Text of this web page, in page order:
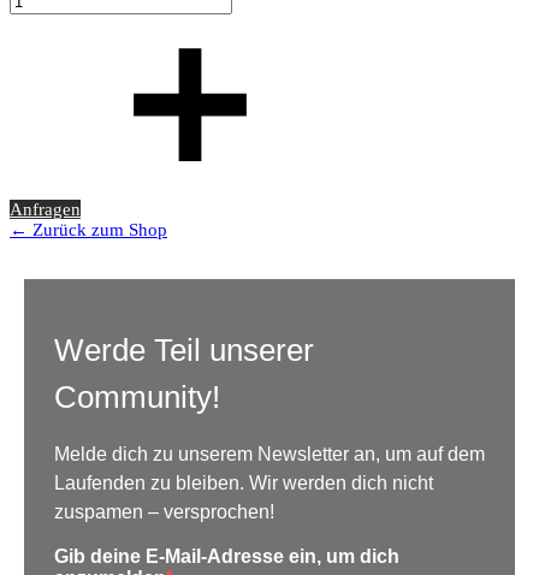
Anfragen
← Zurück zum Shop
Werde Teil unserer
Community!
Melde dich zu unserem Newsletter an, um auf dem
Laufenden zu bleiben. Wir werden dich nicht
zuspamen – versprochen!
Gib deine E-Mail-Adresse ein, um dich